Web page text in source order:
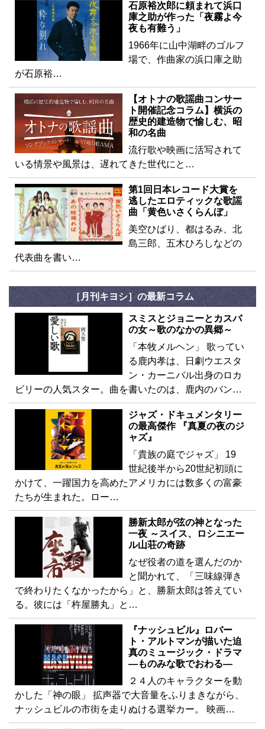
石原裕次郎に頼まれて浜口
庫之助が作った「夜霧よ今
夜も有難う」
1966年に山中湖畔のゴルフ
場で、作曲家の浜口庫之助
が石原裕…
【オトナの歌謡曲コンサー
ト開催記念コラム】横浜の
歴史的建造物で愉しむ、昭
和の名曲
流行歌や映画に活写されて
いる情景や風景は、遅れてきた世代にと…
第1回日本レコード大賞を
逃したエロティックな歌謡
曲「黄色いさくらんぼ」
美空ひばり、都はるみ、北
島三郎、五木ひろしなどの
代表曲を書い…
［月刊キヨシ］の最新コラム
スミスとジョニーとカスバ
の女～歌のなかの異郷～
「本牧メルヘン」 歌ってい
る鹿内孝は、日劇ウエスタ
ン・カーニバル出身のロカ
ビリーの人気スター。曲を書いたのは、鹿内のバン…
ジャズ・ドキュメンタリー
の最高傑作 『真夏の夜のジ
ャズ』
「貴族の庭でジャズ」 19
世紀後半から20世紀初頭に
かけて、一躍国力を高めたアメリカには数多くの富豪
たちが生まれた。ロー…
勝新太郎が弦の神となった
一夜 ～スイス、ロシニエー
ル山荘の奇跡
なぜ役者の道を選んだのか
と聞かれて、「三味線弾き
で終わりたくなかったから」と、勝新太郎は答えてい
る。彼には「杵屋勝丸」と…
『ナッシュビル』ロバー
ト・アルトマンが描いた迫
真のミュージック・ドラマ
―ものみな歌でおわる―
２４人のキャラクターを動
かした「神の眼」 拡声器で大音量をふりまきながら、
ナッシュビルの市街を走りぬける選挙カー。 映画…